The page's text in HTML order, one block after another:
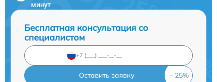
минут
Бесплатная консультация со
специалистом
Оставить заявку